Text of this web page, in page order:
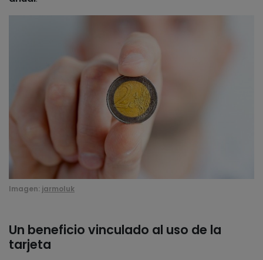
Imagen: jarmoluk
Un beneficio vinculado al uso de la
tarjeta